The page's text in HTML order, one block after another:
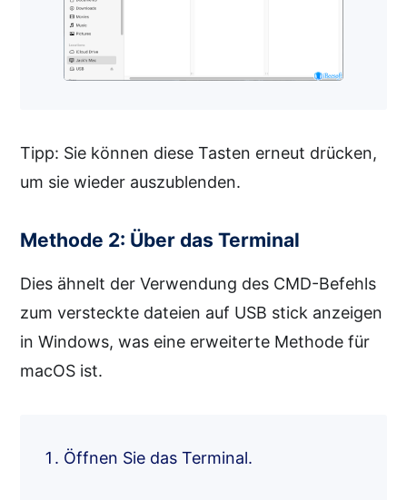
Tipp: Sie können diese Tasten erneut drücken,
um sie wieder auszublenden.
Methode 2: Über das Terminal
Dies ähnelt der Verwendung des CMD-Befehls
zum versteckte dateien auf USB stick anzeigen
in Windows, was eine erweiterte Methode für
macOS ist.
Öffnen Sie das Terminal.